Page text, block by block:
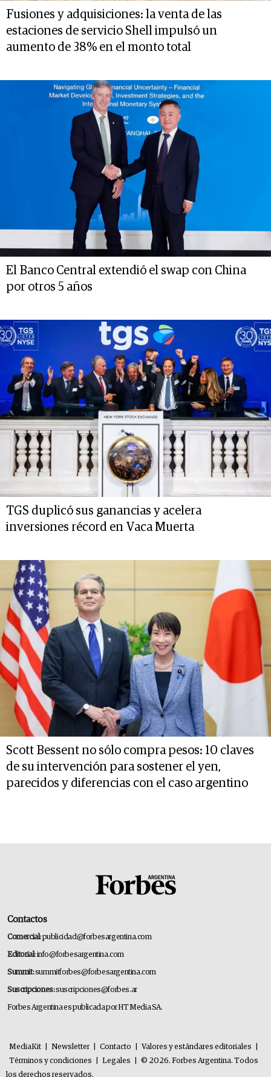
Fusiones y adquisiciones: la venta de las
estaciones de servicio Shell impulsó un
aumento de 38% en el monto total
El Banco Central extendió el swap con China
por otros 5 años
TGS duplicó sus ganancias y acelera
inversiones récord en Vaca Muerta
Scott Bessent no sólo compra pesos: 10 claves
de su intervención para sostener el yen,
parecidos y diferencias con el caso argentino
Contactos
Comercial:publicidad@forbesargentina.com
Editorial:info@forbesargentina.com
Summit:summitforbes@forbesargentina.com
Suscripciones:suscripciones@forbes.ar
Forbes Argentina es publicada por HT Media SA.
MediaKit Newsletter Contacto Valores y estándares editoriales
Términos y condiciones
Legales
© 2026. Forbes Argentina. Todos
los derechos reservados.